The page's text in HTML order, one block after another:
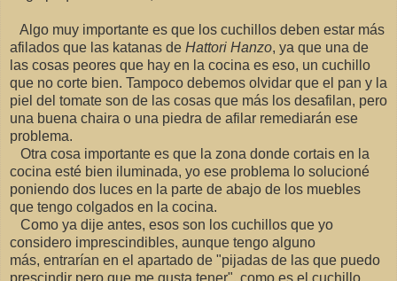
Algo muy importante es que los cuchillos deben estar más
afilados que las katanas de Hattori Hanzo, ya que una de
las cosas peores que hay en la cocina es eso, un cuchillo
que no corte bien. Tampoco debemos olvidar que el pan y la
piel del tomate son de las cosas que más los desafilan, pero
una buena chaira o una piedra de afilar remediarán ese
problema.
Otra cosa importante es que la zona donde cortais en la
cocina esté bien iluminada, yo ese problema lo solucioné
poniendo dos luces en la parte de abajo de los muebles
que tengo colgados en la cocina.
Como ya dije antes, esos son los cuchillos que yo
considero imprescindibles, aunque tengo alguno
más, entrarían en el apartado de "pijadas de las que puedo
prescindir pero que me gusta tener", como es el cuchillo